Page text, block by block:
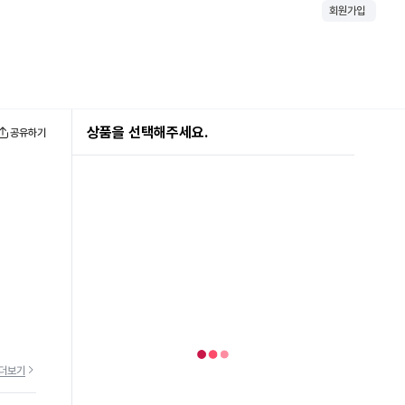
회원가입
공유하기
보기
상품을 선택해주세요.